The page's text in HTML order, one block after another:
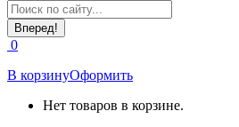
0
В корзинуОформить
Нет товаров в корзине.